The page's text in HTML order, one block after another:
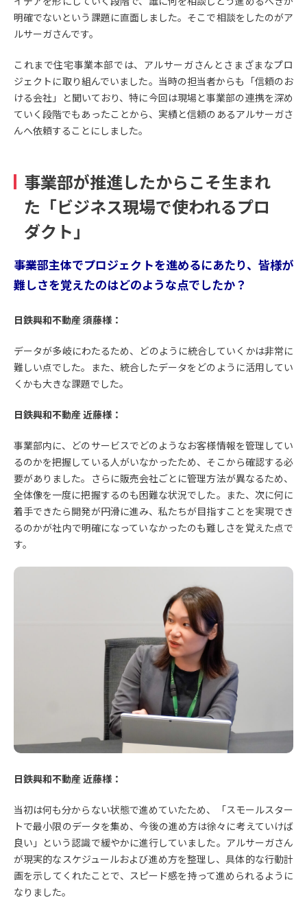
明確でないという課題に直面しました。そこで相談をしたのがア
ルサーガさんです。
これまで住宅事業本部では、アルサーガさんとさまざまなプロ
ジェクトに取り組んでいました。当時の担当者からも「信頼のお
ける会社」と聞いており、特に今回は現場と事業部の連携を深め
ていく段階でもあったことから、実績と信頼のあるアルサーガさ
んへ依頼することにしました。
事業部が推進したからこそ生まれ
た「ビジネス現場で使われるプロ
ダクト」
――事業部主体でプロジェクトを進めるにあたり、皆様が
難しさを覚えたのはどのような点でしたか？
日鉄興和不動産 須藤様：
データが多岐にわたるため、どのように統合していくかは非常に
難しい点でした。また、統合したデータをどのように活用してい
くかも大きな課題でした。
日鉄興和不動産 近藤様：
事業部内に、どのサービスでどのようなお客様情報を管理してい
るのかを把握している人がいなかったため、そこから確認する必
要がありました。さらに販売会社ごとに管理方法が異なるため、
全体像を一度に把握するのも困難な状況でした。また、次に何に
着手できたら開発が円滑に進み、私たちが目指すことを実現でき
るのかが社内で明確になっていなかったのも難しさを覚えた点で
す。
日鉄興和不動産 近藤様：
当初は何も分からない状態で進めていたため、「スモールスター
トで最小限のデータを集め、今後の進め方は徐々に考えていけば
良い」という認識で緩やかに進行していました。アルサーガさん
が現実的なスケジュールおよび進め方を整理し、具体的な行動計
画を示してくれたことで、スピード感を持って進められるように
なりました。